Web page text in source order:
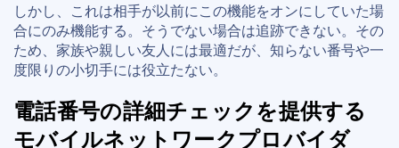
しかし、これは相手が以前にこの機能をオンにしていた場
合にのみ機能する。そうでない場合は追跡できない。その
ため、家族や親しい友人には最適だが、知らない番号や一
度限りの小切手には役立たない。
電話番号の詳細チェックを提供する
モバイルネットワークプロバイダ